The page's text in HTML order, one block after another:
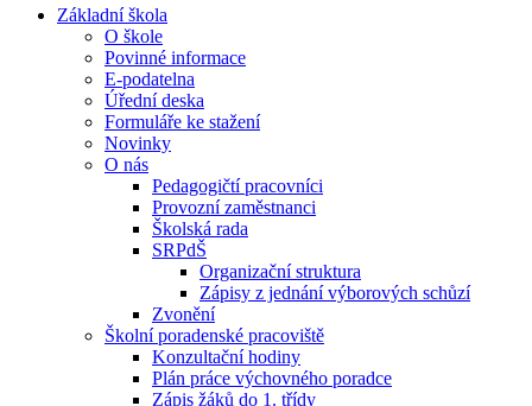
Základní škola
O škole
Povinné informace
E-podatelna
Úřední deska
Formuláře ke stažení
Novinky
O nás
Pedagogičtí pracovníci
Provozní zaměstnanci
Školská rada
SRPdŠ
Organizační struktura
Zápisy z jednání výborových schůzí
Zvonění
Školní poradenské pracoviště
Konzultační hodiny
Plán práce výchovného poradce
Zápis žáků do 1. třídy